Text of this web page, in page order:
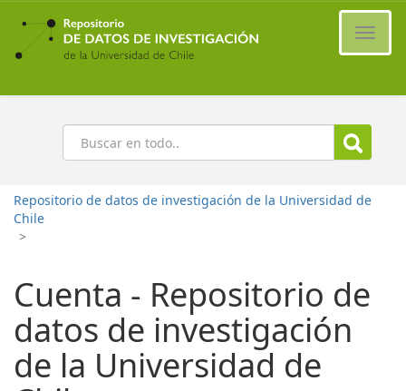
Ir
contenido
principal
Buscar
Repositorio de datos de investigación de la Universidad de
Chile
>
Cuenta - Repositorio de
datos de investigación
de la Universidad de